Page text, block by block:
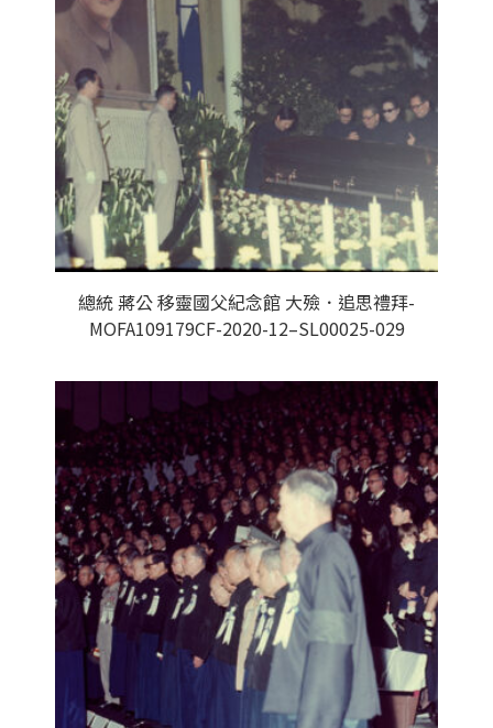
總統 蔣公 移靈國父紀念館 大殮．追思禮拜-
MOFA109179CF-2020-12–SL00025-029